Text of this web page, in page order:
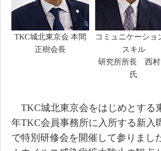
TKC城北東京会 本間
正樹会長
コミュニケーショ
スキル
研究所所長 西村
氏
TKC城北東京会をはじめとする
年TKC会員事務所に入所する新入
で特別研修会を開催して参りまし